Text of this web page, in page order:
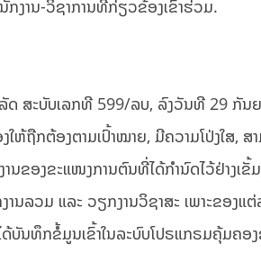
ງານ-ວິຊາການທີ່ກ່ຽວຂ້ອງເຂົ້າຮ່ວມ.
ສະບັບເລກທີ 599/ລບ, ລົງວັນທີ 29 ກັນຍ
ໃຫ້ຖືກຕ້ອງຕາມເປົ້າໝາຍ, ມີຄວາມໂປ່ງໃສ, ສ
ນຂອງຂະແໜງການຕົນທີ່ໄດ້ກໍານົດໄວ້ຢ່າງເຂັ້
ລວມ ແລະ ວຽກງານວິຊາສະ ເພາະຂອງແຕ່
ນທຶກຂໍ້ມູນເຂົ້າໃນລະບົບໂປຣແກຣມຄຸ້ມຄອ